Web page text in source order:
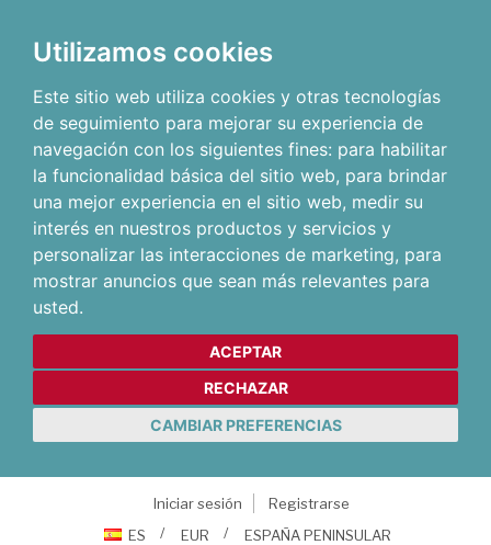
Utilizamos cookies
Este sitio web utiliza cookies y otras tecnologías
de seguimiento para mejorar su experiencia de
navegación con los siguientes fines: para habilitar
la funcionalidad básica del sitio web, para brindar
una mejor experiencia en el sitio web, medir su
interés en nuestros productos y servicios y
personalizar las interacciones de marketing, para
mostrar anuncios que sean más relevantes para
usted.
ACEPTAR
RECHAZAR
CAMBIAR PREFERENCIAS
Iniciar sesión
Registrarse
ES
EUR ESPAÑA PENINSULAR